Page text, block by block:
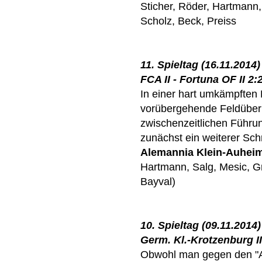
Sticher, Röder,
Scholz, Beck, Preiss
11. Spieltag (16.11.2014)
FCA II - Fortuna OF II
In einer hart
vorübergehende
zwischenzeitlichen
zunächst ein weiterer
Alemannia Klein-
Hartmann, Salg, Mesic,
Bayval)
10. Spieltag (09.11.2014)
Germ. Kl.-Krotzenburg
Obwohl man gegen den